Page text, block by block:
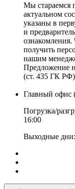
Мы стараемся
актуальном
указаны в
и
получить
нашим
Предложение
(ст. 435 ГК
Главный офис
Погрузка/
16:00
Выходные дни: